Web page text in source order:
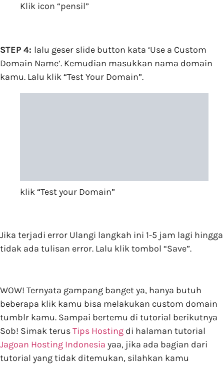
Klik icon “pensil”
STEP 4: lalu geser slide button kata ‘Use a Custom
Domain Name’. Kemudian masukkan nama domain
kamu. Lalu klik “Test Your Domain”.
klik “Test your Domain”
Jika terjadi error Ulangi langkah ini 1-5 jam lagi hingga
tidak ada tulisan error. Lalu klik tombol “Save”.
WOW! Ternyata gampang banget ya, hanya butuh
beberapa klik kamu bisa melakukan custom domain
tumblr kamu. Sampai bertemu di tutorial berikutnya
Sob! Simak terusTips Hosting di halaman tutorial
Jagoan Hosting Indonesia yaa, jika ada bagian dari
tutorial yang tidak ditemukan, silahkan kamu